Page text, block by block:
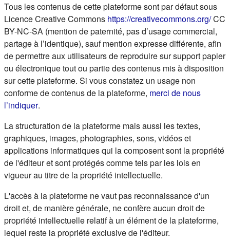
Tous les contenus de cette plateforme sont par défaut sous
Licence Creative Commons https://creativecommons.org/CC
BY-NC-SA (mention de paternité, pas d’usage commercial,
partage à l’identique), sauf mention expresse différente, afin
de permettre aux utilisateurs de reproduire sur support papier
ou électronique tout ou partie des contenus mis à disposition
sur cette plateforme. Si vous constatez un usage non
conforme de contenus de la plateforme, merci de nous
l’indiquer(s'ouvre dans un nouvel onglet)
.
La structuration de la plateforme mais aussi les textes,
graphiques, images, photographies, sons, vidéos et
applications informatiques qui la composent sont la propriété
de l'éditeur et sont protégés comme tels par les lois en
vigueur au titre de la propriété intellectuelle.
L'accès à la plateforme ne vaut pas reconnaissance d'un
droit et, de manière générale, ne confère aucun droit de
propriété intellectuelle relatif à un élément de la plateforme,
lequel reste la propriété exclusive de l'éditeur.